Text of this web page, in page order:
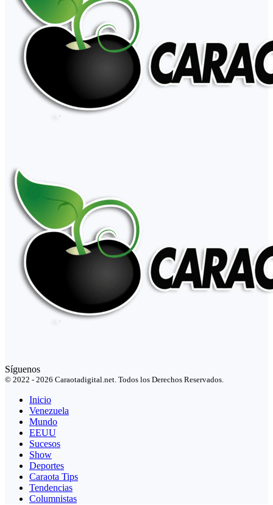
Síguenos
© 2022 - 2026 Caraotadigital.net. Todos los Derechos Reservados.
Inicio
Venezuela
Mundo
EEUU
Sucesos
Show
Deportes
Caraota Tips
Tendencias
Columnistas